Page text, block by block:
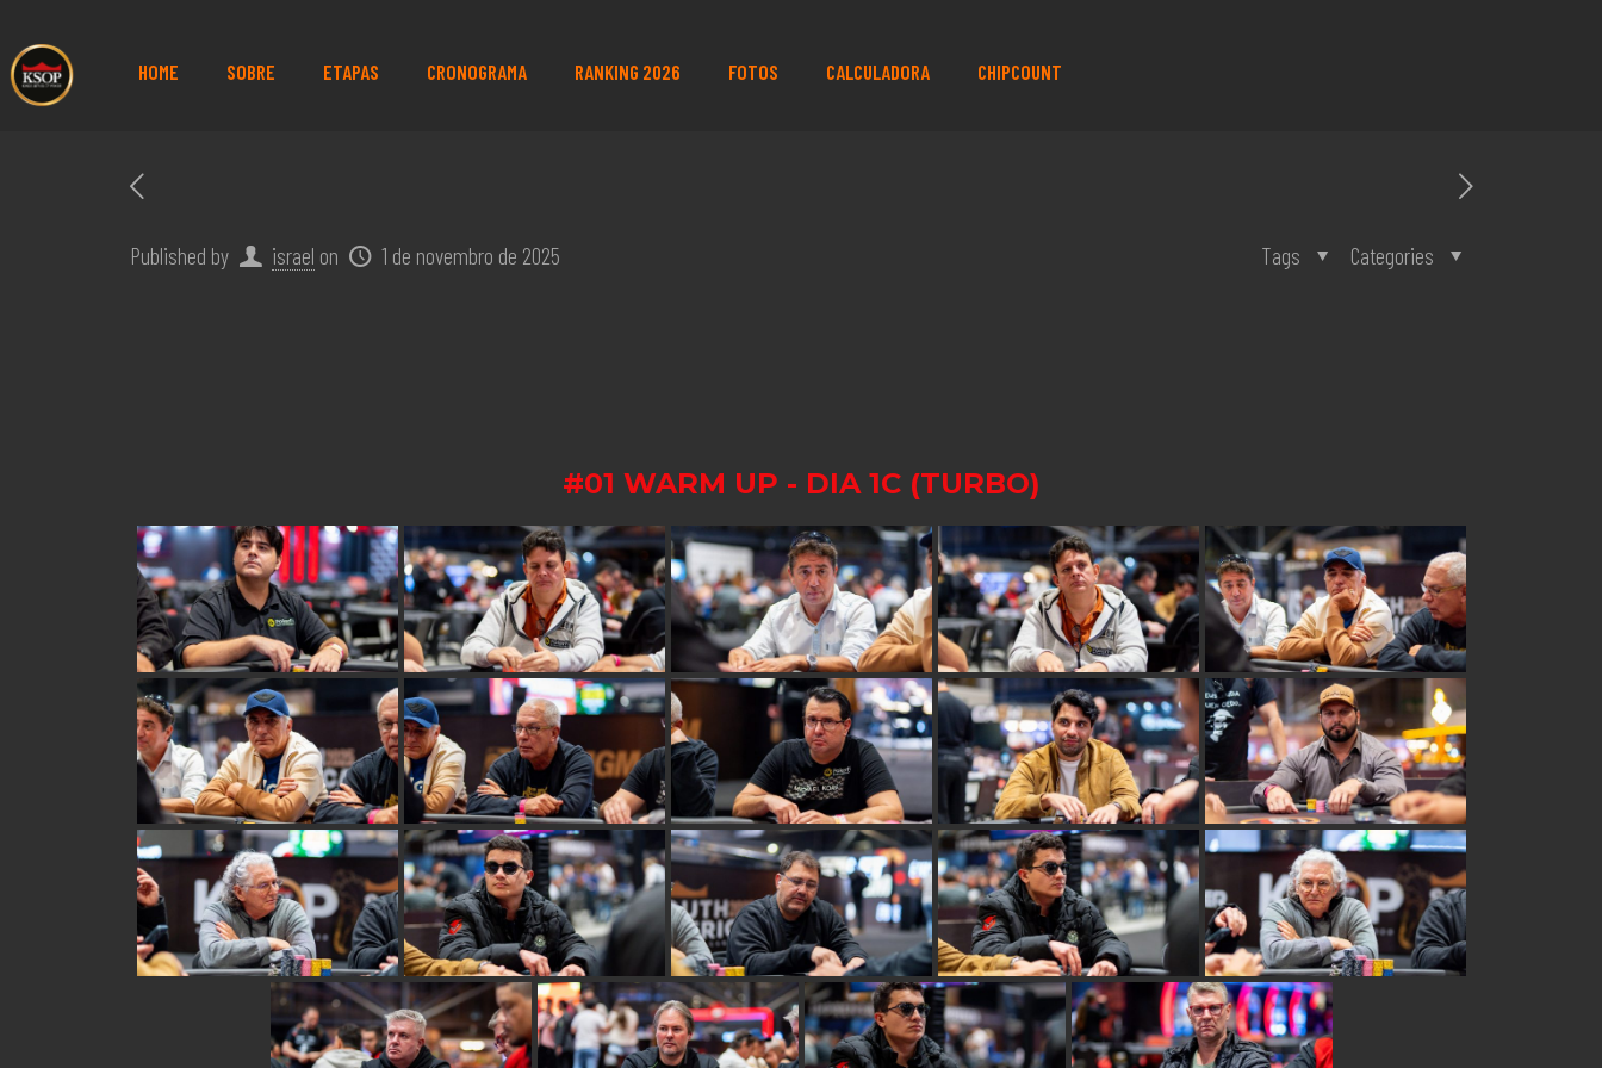
HOME SOBRE ETAPAS CRONOGRAMA RANKING 2026 FOTOS CALCULADORA CHIPCOUNT
Published by israel on 1 de novembro de 2025 Categories
Tags
#01 WARM UP - DIA 1C (TURBO)